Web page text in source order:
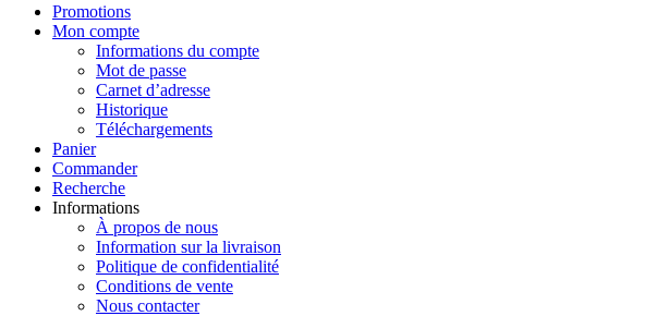
Promotions
Mon compte
Informations du compte
Mot de passe
Carnet d’adresse
Historique
Téléchargements
Panier
Commander
Recherche
Informations
À propos de nous
Information sur la livraison
Politique de confidentialité
Conditions de vente
Nous contacter